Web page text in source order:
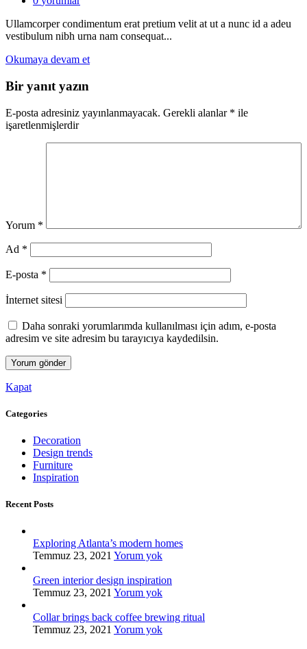
Ullamcorper condimentum erat pretium velit at ut a nunc id a adeu
vestibulum nibh urna nam consequat...
Okumaya devam et
Bir yanıt yazın
E-posta adresiniz yayınlanmayacak. Gerekli alanlar * ile
işaretlenmişlerdir
Yorum *
Ad *
E-posta *
İnternet sitesi
Daha sonraki yorumlarımda kullanılması için adım, e-posta
adresim ve site adresim bu tarayıcıya kaydedilsin.
Kapat
Categories
Decoration
Design trends
Furniture
Inspiration
Recent Posts
Exploring Atlanta’s modern homes
Temmuz 23, 2021 Yorum yok
Green interior design inspiration
Temmuz 23, 2021 Yorum yok
Collar brings back coffee brewing ritual
Temmuz 23, 2021 Yorum yok